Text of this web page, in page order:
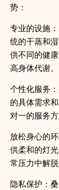
势：
专业的设施
统的干蒸和
供不同的健
高身体代谢。
个性化服务
的具体需求
对一的服务
放松身心的
供柔和的灯
常压力中解
隐私保护：